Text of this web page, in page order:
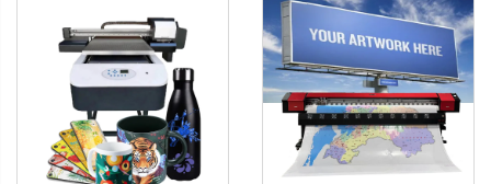
пакетах, гофрокартоне,
крафт-бумаге, туалетной
бумаге, салфетках,
стаканчиках,
вентиляторах
бумажных пакетах,
струйный
однопроходный
картонный принтер с
головкой h P и
компьютером